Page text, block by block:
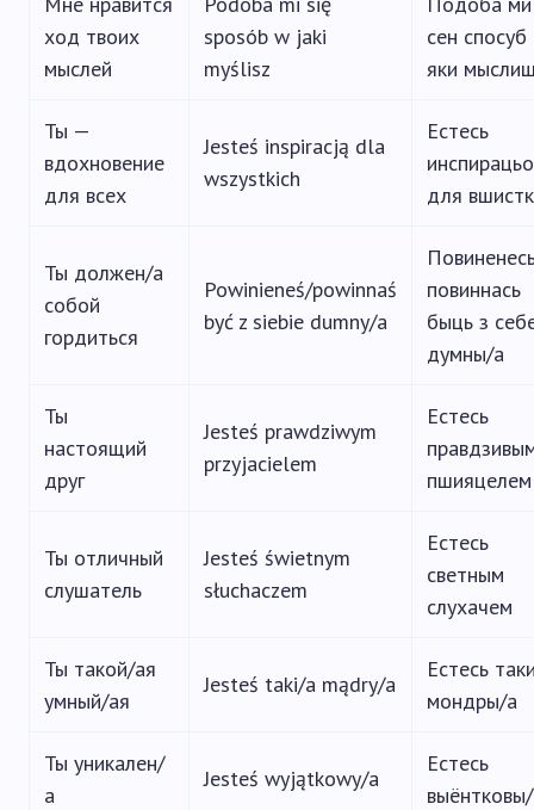
ход твоих
мыслей
sposób w jaki
myślisz
сен спосуб
яки
Ты —
вдохновение
для всех
Jesteś inspiracją dla
wszystkich
Естесь
для
Ты должен/а
собой
гордиться
Powinieneś/powinnaś
być z siebie dumny/a
повиннась
быць з
думны/а
Ты
настоящий
друг
Jesteś prawdziwym
przyjacielem
Естесь
пшияцелем
Ты отличный
слушатель
Jesteś świetnym
słuchaczem
Естесь
светным
слухачем
Ты такой/ая
умный/ая
Jesteś taki/a mądry/a
Естесь
мондры/а
Ты уникален/
а
Jesteś wyjątkowy/a
Естесь